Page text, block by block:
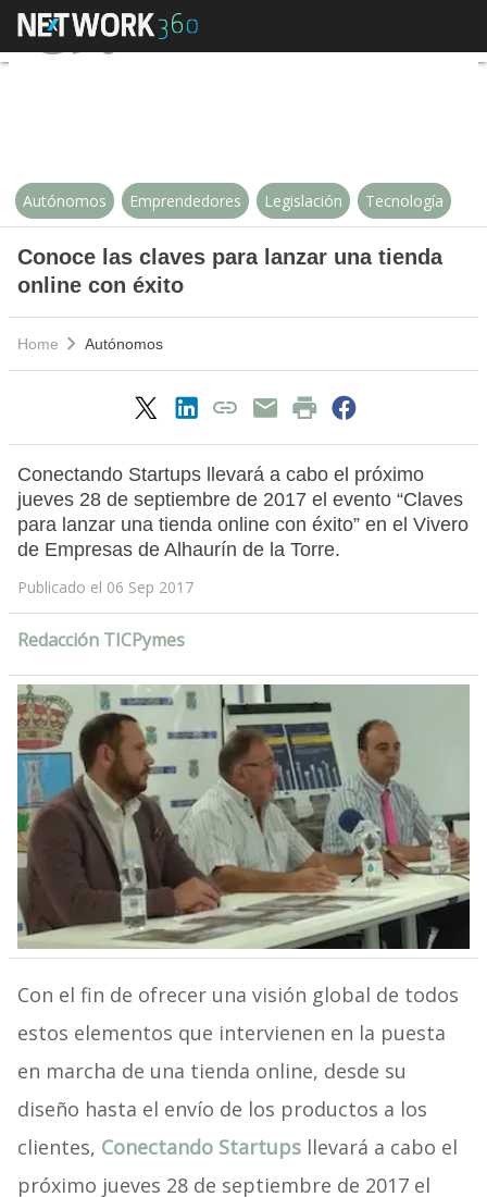
Conoce las claves para lanzar
Autónomos Emprendedores Legislación Tecnología
Conoce las claves para lanzar una tienda
online con éxito
Home Autónomos
Conectando Startups llevará a cabo el próximo
jueves 28 de septiembre de 2017 el evento “Claves
para lanzar una tienda online con éxito” en el Vivero
de Empresas de Alhaurín de la Torre.
Publicado el 06 Sep 2017
Redacción TICPymes
Con el fin de ofrecer una visión global de todos
estos elementos que intervienen en la puesta
en marcha de una tienda online, desde su
diseño hasta el envío de los productos a los
clientes, Conectando Startupsllevará a cabo el
próximo jueves 28 de septiembre de 2017 el